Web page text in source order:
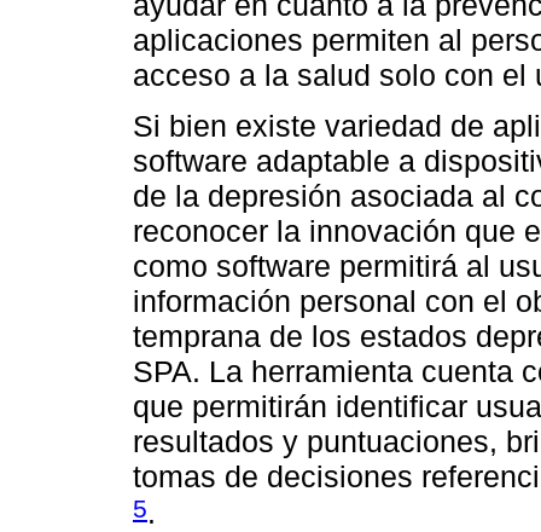
aplicaciones permiten al
acceso a la salud solo con
Si bien existe variedad de
software adaptable a
de la depresión asociada al
reconocer la innovación que
como software permitirá al
información personal con el
temprana de los estados
SPA. La herramienta cuenta
que permitirán identificar
resultados y puntuaciones,
tomas de decisiones
5.